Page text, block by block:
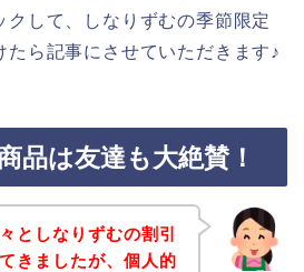
クして、しなりずむの季節限定
たら記事にさせていただきます♪
品は友達も大絶賛！
としなりずむの割引
きましたが、個人的